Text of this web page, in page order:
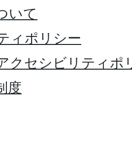
いて
ィポリシー
クセシビリティポ
度